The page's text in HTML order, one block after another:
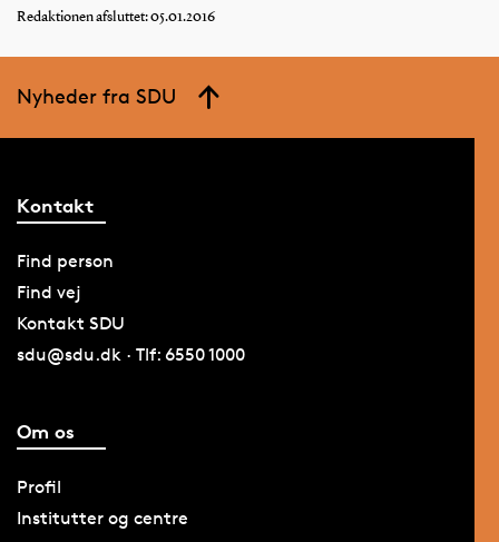
Redaktionen afsluttet: 05.01.2016
Nyheder fra SDU
Kontakt
Find person
Find vej
Kontakt SDU
sdu@sdu.dk · Tlf: 6550 1000
Om os
Profil
Institutter og centre